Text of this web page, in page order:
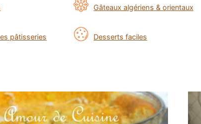
pâtisseries
Gâteaux algériens & orientaux
Desserts faciles